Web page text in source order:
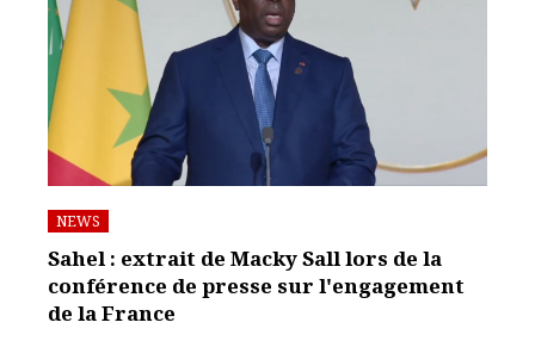
NEWS
Sahel : extrait de Macky Sall lors de la
conférence de presse sur l'engagement
de la France